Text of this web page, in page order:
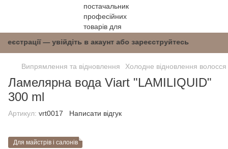
реєстрації — увійдіть в акаунт або
Випрямлення та відновлення Холодне відновлення волосся
Ламелярна вода Viart "LAMILIQUID"
300 ml
Артикул: vrt0017 Написати відгук
Для майстрів і салонів